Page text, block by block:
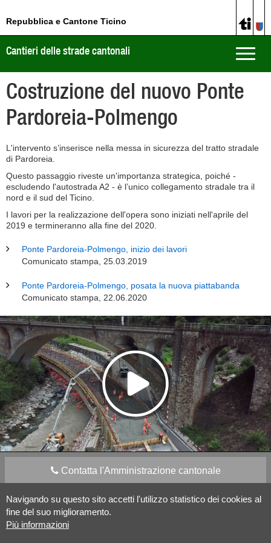
Navigando su questo sito accetti l'utilizzo statistico dei cookies al
fine del suo miglioramento.
Più informazioni
Repubblica e Cantone Ticino
Toggle
Cantieri delle strade cantonali
Costruzione del nuovo Ponte
Pardoreia-Polmengo
L'intervento s’inserisce nella messa in sicurezza del tratto stradale
di Pardoreia.
Questo passaggio riveste un'importanza strategica, poiché -
escludendo l'autostrada A2 - è l’unico collegamento stradale tra il
nord e il sud del Ticino.
I lavori per la realizzazione dell'opera sono iniziati nell'aprile del
2019 e termineranno alla fine del 2020.
Ponte Pardoreia-Polmengo, inizio dei lavori
Comunicato stampa, 25.03.2019
Ponte Pardoreia-Polmengo, posata la nuova piattabanda
Comunicato stampa, 22.06.2020
Contatta l'Amministrazione cantonale
Apps Mobile Social media